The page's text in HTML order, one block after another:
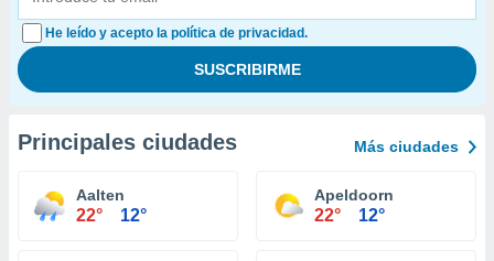
He leído y acepto la política de privacidad.
Principales ciudades Más ciudades
Aalten
22° 12°
Apeldoorn
22° 12°